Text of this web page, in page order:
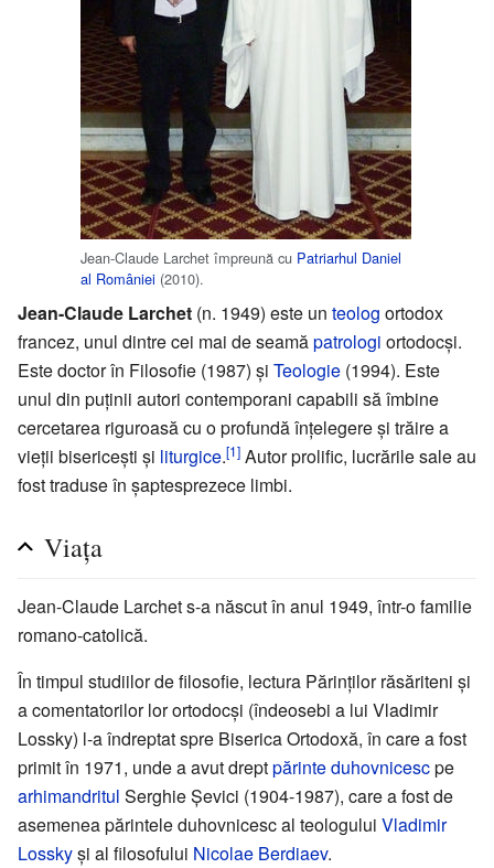
Jean-Claude Larchet împreună cu Patriarhul Daniel
al României (2010).
Jean-Claude Larchet (n. 1949) este un teolog ortodox
francez, unul dintre cei mai de seamăpatrologi ortodocși.
Este doctor în Filosofie (1987) și Teologie (1994). Este
unul din puținii autori contemporani capabili să îmbine
cercetarea riguroasă cu o profundă înțelegere și trăire a
vieții bisericești și liturgice.[1] Autor prolific, lucrările sale au
fost traduse în șaptesprezece limbi.
Viața
Jean-Claude Larchet s-a născut în anul 1949, într-o familie
romano-catolică.
În timpul studiilor de filosofie, lectura Părinților răsăriteni și
a comentatorilor lor ortodocși (îndeosebi a lui Vladimir
Lossky) l-a îndreptat spre Biserica Ortodoxă, în care a fost
primit în 1971, unde a avut dreptpărinte duhovnicescpe
arhimandritul Serghie Şevici (1904-1987), care a fost de
asemenea părintele duhovnicesc al teologului Vladimir
Losskyși al filosofului Nicolae Berdiaev.